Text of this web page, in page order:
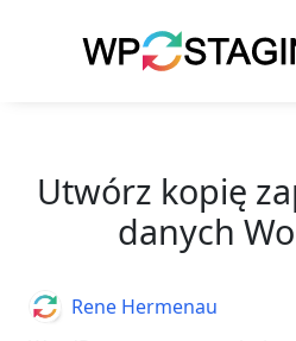
Utwórz kopię
danych
AuthorRene Hermenau